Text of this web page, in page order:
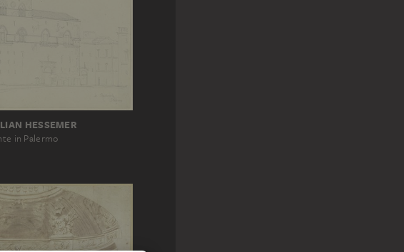
HESSEMER
in Palermo